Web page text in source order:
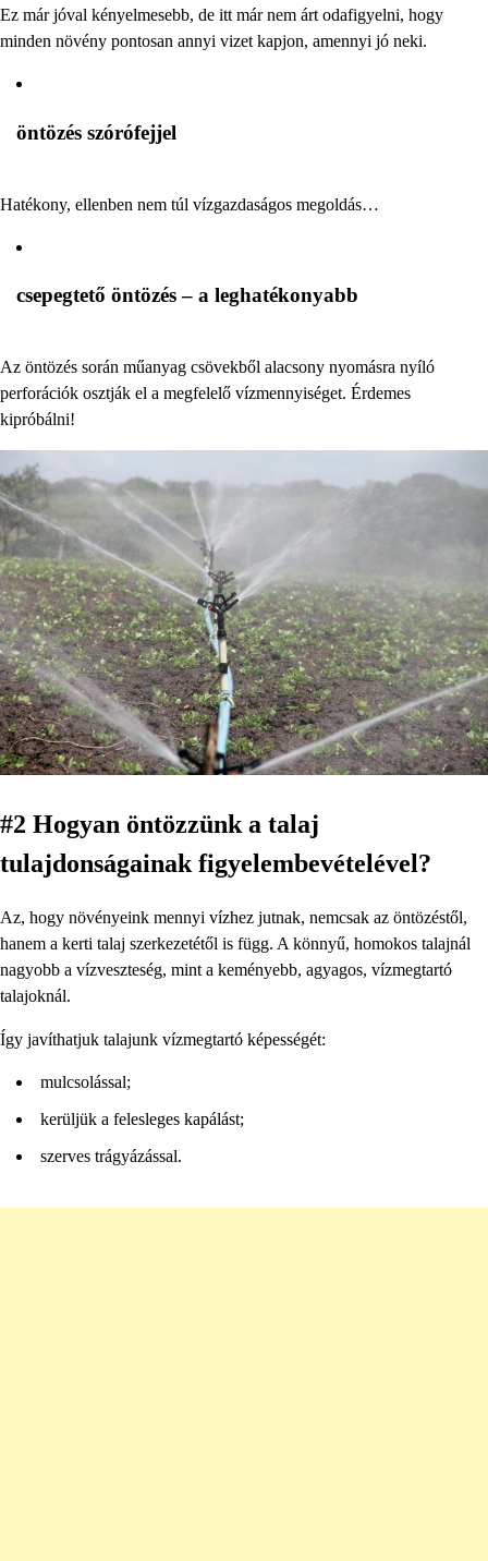
Ez már jóval kényelmesebb, de itt már nem árt odafigyelni, hogy
minden növény pontosan annyi vizet kapjon, amennyi jó neki.
öntözés szórófejjel
Hatékony, ellenben nem túl vízgazdaságos megoldás…
csepegtető öntözés – a leghatékonyabb
Az öntözés során műanyag csövekből alacsony nyomásra nyíló
perforációk osztják el a megfelelő vízmennyiséget. Érdemes
kipróbálni!
#2 Hogyan öntözzünk a talaj
tulajdonságainak figyelembevételével?
Az, hogy növényeink mennyi vízhez jutnak, nemcsak az öntözéstől,
hanem a kerti talaj szerkezetétől is függ. A könnyű, homokos talajnál
nagyobb a vízveszteség, mint a keményebb, agyagos, vízmegtartó
talajoknál.
Így javíthatjuk talajunk vízmegtartó képességét:
mulcsolással;
kerüljük a felesleges kapálást;
szerves trágyázással.